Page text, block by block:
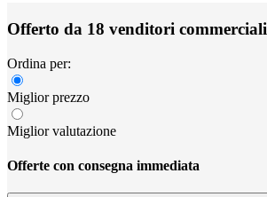
Offerto da 18 venditori commerciali
Ordina per:
Miglior prezzo
Miglior valutazione
Offerte con consegna immediata